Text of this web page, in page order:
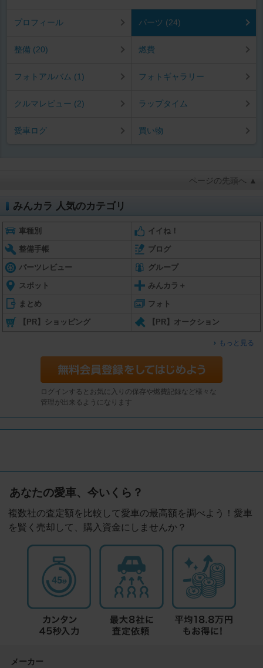
プロフィール パーツ (24)
整備 (20) 燃費
フォトアルバム (1) フォトギャラリー
クルマレビュー (2) ラップタイム
愛車ログ 買い物
ページの先頭へ ▲
みんカラ 人気のカテゴリ
車種別 イイね！
整備手帳 ブログ
パーツレビュー グループ
スポット みんカラ＋
まとめ フォト
【PR】ショッピング 【PR】オークション
もっと見る
ログインするとお気に入りの保存や燃費記録など様々な
管理が出来るようになります
あなたの愛車、今いくら？
複数社の査定額を比較して愛車の最高額を調べよう！愛車
を賢く売却して、購入資金にしませんか？
メーカー